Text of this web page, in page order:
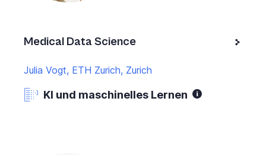
Medical Data Science
Julia Vogt, ETH Zurich, Zurich
KI und maschinelles Lernen